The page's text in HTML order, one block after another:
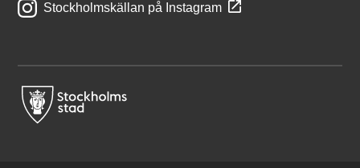
Stockholmskällan på Instagram